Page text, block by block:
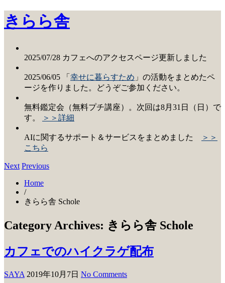
きらら舎
2025/07/28 カフェへのアクセスページ更新しました
2025/06/05 「 幸せに暮らすため 」の活動をまとめたペ
ージを作りました。どうぞご参加ください。
無料鑑定会（無料プチ講座）。次回は8月31日（日）で
す。
＞＞詳細
AIに関するサポート＆サービスをまとめました
＞＞
こちら
Next Previous
Home
/
きらら舎 Schole
Category Archives: きらら舎 Schole
カフェでのハイクラゲ配布
SAYA 2019年10月7日 No Comments